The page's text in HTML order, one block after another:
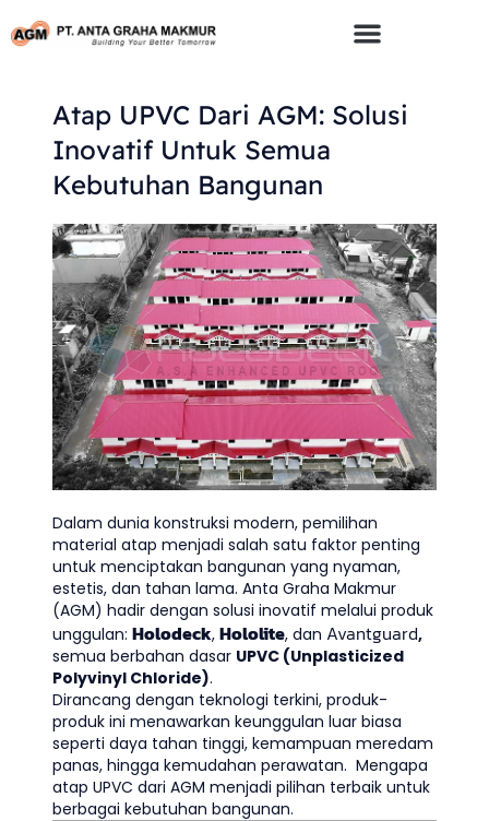
To
Atap UPVC Dari AGM: Solusi
Inovatif Untuk Semua
Kebutuhan Bangunan
Dalam dunia konstruksi modern, pemilihan
material atap menjadi salah satu faktor penting
untuk menciptakan bangunan yang nyaman,
estetis, dan tahan lama. Anta Graha Makmur
(AGM) hadir dengan solusi inovatif melalui produk
unggulan: Holodeck, Hololite, dan Avantguard,
semua berbahan dasar UPVC (Unplasticized
Polyvinyl Chloride).
Dirancang dengan teknologi terkini, produk-
produk ini menawarkan keunggulan luar biasa
seperti daya tahan tinggi, kemampuan meredam
panas, hingga kemudahan perawatan. Mengapa
atap UPVC dari AGM menjadi pilihan terbaik untuk
berbagai kebutuhan bangunan.